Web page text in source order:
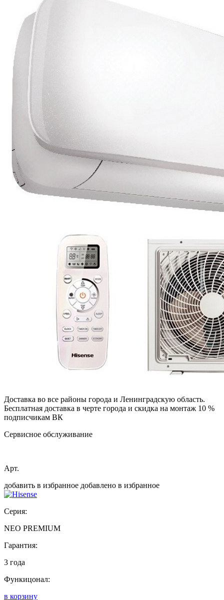
Доставка во все районы города и Ленинградскую область.
Бесплатная доставка в черте города и скидка на монтаж 10 %
подписчикам ВК
Сервисное обслуживание
Арт.
добавить в избранное добавлено в избранное
Серия:
NEO PREMIUM
Гарантия:
3 года
Функицонал:
в корзину